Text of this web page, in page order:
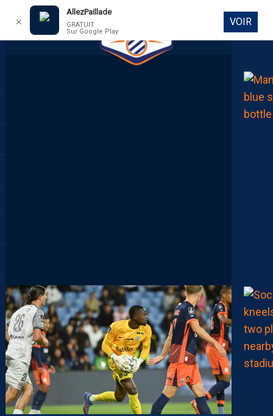
DIRECT
✕
AllezPaillade
GRATUIT
Sur Google Play
VOIR